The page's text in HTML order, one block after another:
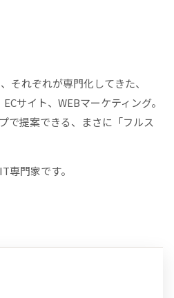
それぞれが専門化してきた、
サイト、WEBマーケティング。
で提案できる、まさに「フルス
専門家です。